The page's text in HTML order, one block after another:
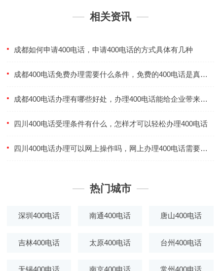
相关资讯
成都如何申请400电话，申请400电话的方式具体有几种
成都400电话免费办理需要什么条件，免费的400电话是真的免费的吗
成都400电话办理有哪些好处，办理400电话能给企业带来什么
四川400电话受理条件有什么，怎样才可以轻松办理400电话
四川400电话办理可以网上操作吗，网上办理400电话需要注意什么
热门城市
深圳400电话 南通400电话 唐山400电话
吉林400电话 太原400电话 台州400电话